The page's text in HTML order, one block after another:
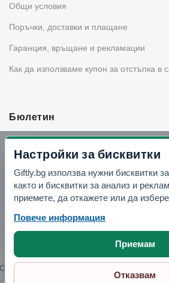
Общи условия
Поръчки, доставки и плащане
Гаранция, връщане и рекламации
Как да използваме купон за отстъпка в
Бюлетин
Вземи -10% отстъпка в Telegram
Отвори Telegram
Copyright © 2026 GIFTLY.BG. All rights
Настройки за бисквитки
Giftly.bg използва нужни бисквитки
както и бисквитки за анализ и
приемете, да откажете или да
Повече информация
Приемам
Отказвам